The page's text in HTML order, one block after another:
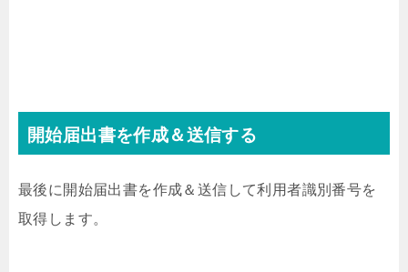
開始届出書を作成＆送信する
最後に開始届出書を作成＆送信して利用者識別番号を
取得します。